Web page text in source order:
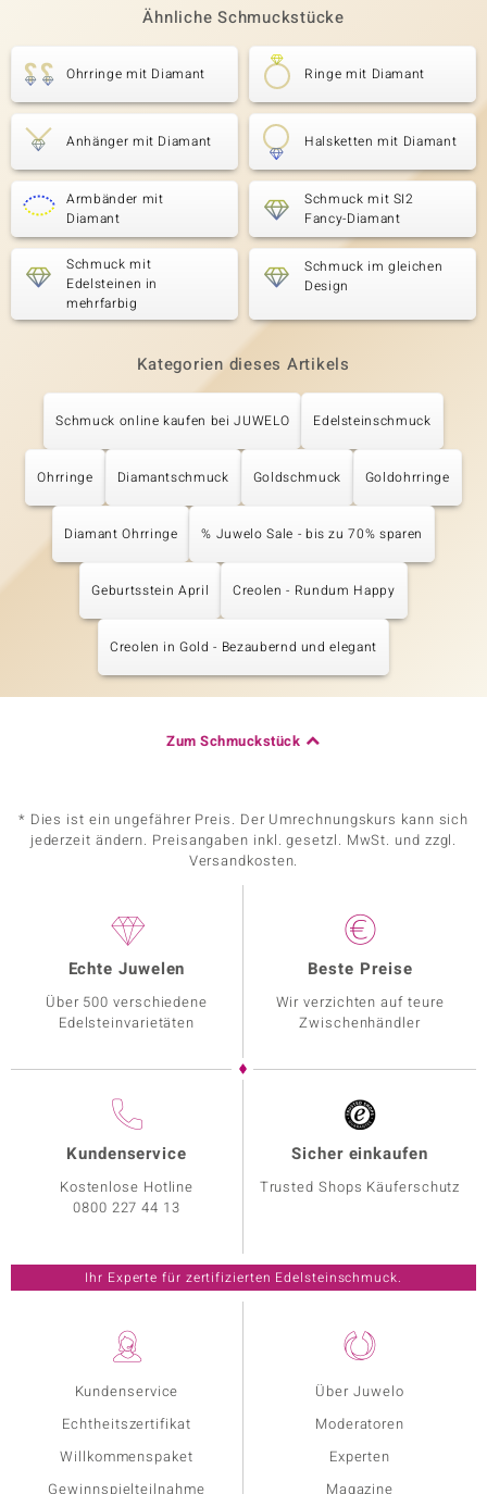
Ähnliche Schmuckstücke
Ohrringe mit Diamant Ringe mit Diamant
Anhänger mit Diamant Halsketten mit Diamant
Armbänder mit
Diamant
Schmuck mit SI2
Fancy-Diamant
Schmuck mit
Edelsteinen in
mehrfarbig
Schmuck im gleichen
Design
Kategorien dieses Artikels
Schmuck online kaufen bei JUWELO Edelsteinschmuck
Ohrringe Diamantschmuck Goldschmuck Goldohrringe
Diamant Ohrringe % Juwelo Sale - bis zu 70% sparen
Geburtsstein April Creolen - Rundum Happy
Creolen in Gold - Bezaubernd und elegant
Zum Schmuckstück
* Dies ist ein ungefährer Preis. Der Umrechnungskurs kann sich
jederzeit ändern. Preisangaben inkl. gesetzl. MwSt. und zzgl.
Versandkosten.
Kundenservice
Echtheitszertifikat
Willkommenspaket
Gewinnspielteilnahme
Über Juwelo
Moderatoren
Experten
Magazine
Echte Juwelen
Über 500 verschiedene
Edelsteinvarietäten
Beste Preise
Wir verzichten auf teure
Zwischenhändler
Kundenservice
Kostenlose Hotline
0800 227 44 13
Sicher einkaufen
Trusted Shops Käuferschutz
Ihr Experte für zertifizierten Edelsteinschmuck.